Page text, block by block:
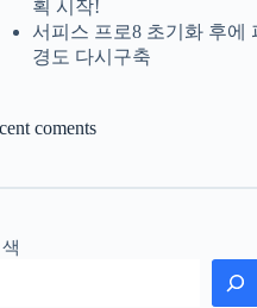
획 시작!
서피스 프로8 초기화 후에
경도 다시구축
coments